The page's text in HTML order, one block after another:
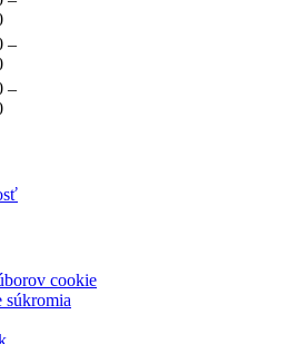
–
–
cookie
súkromia